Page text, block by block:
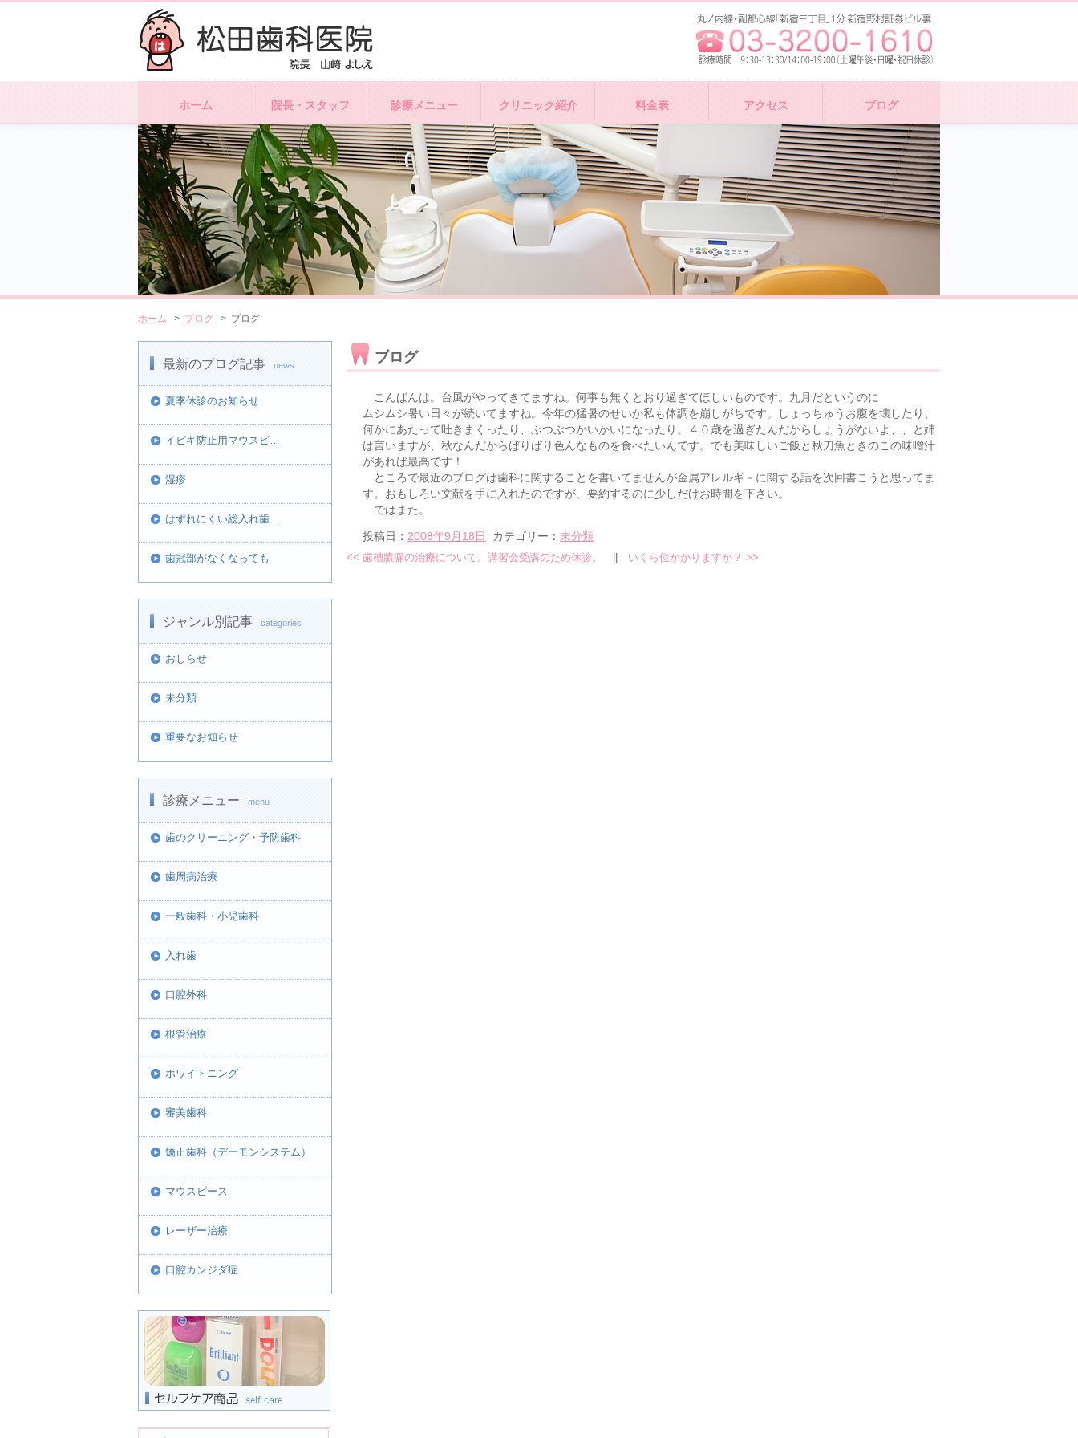
ホーム 院長・スタッフ 診療メニュー クリニック紹介 料金表 アクセス ブログ
最新のブログ記事 news
夏季休診のお知らせ
イビキ防止用マウスピ…
湿疹
はずれにくい総入れ歯…
歯冠部がなくなっても
ジャンル別記事 categories
おしらせ
未分類
重要なお知らせ
診療メニュー menu
歯のクリーニング・予防歯科
歯周病治療
一般歯科・小児歯科
入れ歯
口腔外科
根管治療
ホワイトニング
審美歯科
矯正歯科（デーモンシステム）
マウスピース
レーザー治療
口腔カンジダ症
ホーム > ブログ > ブログ
ブログ
こんばんは。台風がやってきてますね。何事も無くとおり過ぎてほしいものです。九月だというのに
ムシムシ暑い日々が続いてますね。今年の猛暑のせいか私も体調を崩しがちです。しょっちゅうお腹を壊したり、
何かにあたって吐きまくったり、ぶつぶつかいかいになったり。４０歳を過ぎたんだからしょうがないよ、、と姉
は言いますが、秋なんだからばりばり色んなものを食べたいんです。でも美味しいご飯と秋刀魚ときのこの味噌汁
があれば最高です！
ところで最近のブログは歯科に関することを書いてませんが金属アレルギ－に関する話を次回書こうと思ってま
す。おもしろい文献を手に入れたのですが、要約するのに少しだけお時間を下さい。
ではまた。
投稿日： 2008年9月18日 カテゴリー： 未分類
<< 歯槽膿漏の治療について。講習会受講のため休診。 いくら位かかりますか？ >>